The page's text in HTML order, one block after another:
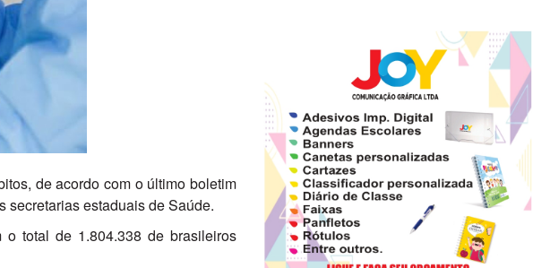
de acordo com o último boletim
secretarias estaduais de Saúde.
o total de 1.804.338 de brasileiros